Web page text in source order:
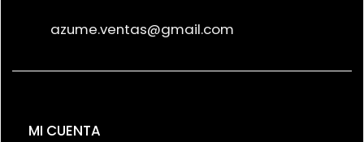
azume.ventas@gmail.com
MI CUENTA